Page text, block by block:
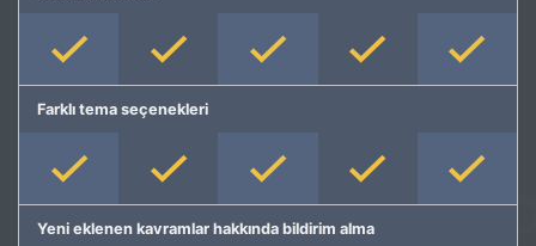
Farklı tema seçenekleri
Yeni eklenen kavramlar hakkında bildirim alma